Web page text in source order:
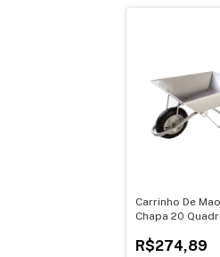
Carrinho De
Chapa 20
R$274,89